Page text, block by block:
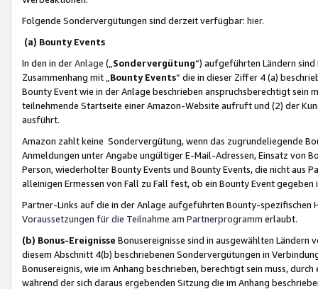
Folgende Sondervergütungen sind derzeit verfügbar: hier.
(a) Bounty Events
In den in derAnlage („ Sondervergütung“) aufgeführten Ländern
Zusammenhang mit „ Bounty Events“ die in dieser Ziffer 4 (a)
Bounty Event wie in der Anlage beschrieben anspruchsberechtigt sein
teilnehmende Startseite einer Amazon-Website aufruft und (2) der
ausführt.
Amazon zahlt keine Sondervergütung, wenn das zugrundeliegende
Anmeldungen unter Angabe ungültiger E-Mail-Adressen, Einsatz von
Person, wiederholter Bounty Events und Bounty Events, die nicht
alleinigen Ermessen von Fall zu Fall fest, ob ein Bounty Event
Partner-Links auf die in der Anlage aufgeführten Bounty-spezifischen
Voraussetzungen für die Teilnahme am Partnerprogramm erlaubt.
(b) Bonus-Ereignisse Bonusereignisse sind in ausgewählten Ländern
diesem Abschnitt 4(b) beschriebenen Sondervergütungen in
Bonusereignis, wie im Anhang beschrieben, berechtigt sein muss,
während der sich daraus ergebenden Sitzung die im Anhang